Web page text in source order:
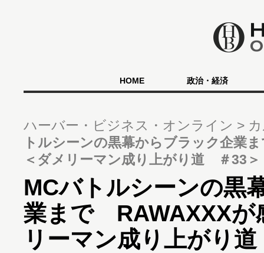
HOME 政治・経済
ハーバー・ビジネス・オンライン
トルシーンの黒幕からブラック企業
＜ダメリーマン成り上がり道 ＃33＞
MCバトルシーンの黒
業まで RAWAXXXが
リーマン成り上がり